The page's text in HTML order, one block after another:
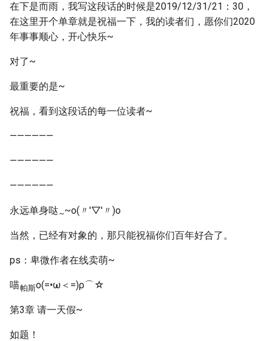
在下是而雨，我写这段话的时候是2019/12/31/21：30，
在这里开个单章就是祝福一下，我的读者们，愿你们2020
年事事顺心，开心快乐~
对了~
最重要的是~
祝福，看到这段话的每一位读者~
——————
——————
——————
永远单身哒~~o(〃'▽'〃)o
当然，已经有对象的，那只能祝福你们百年好合了。
ps：卑微作者在线卖萌~
喵帕斯ο(=•ω＜=)ρ⌒☆
第3章 请一天假~
如题！